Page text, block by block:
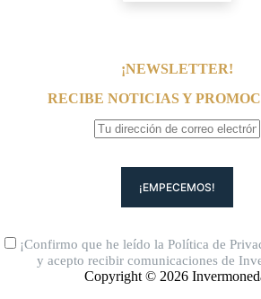
¡NEWSLETTER!
RECIBE NOTICIAS Y
¡Confirmo que he leído laPolítica de
y acepto recibir comunicaciones de
Copyright © 2026